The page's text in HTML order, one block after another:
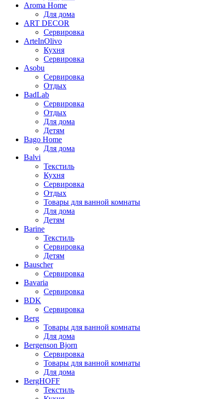
Aroma Home
Для дома
ART DECOR
Сервировка
ArteInOlivo
Кухня
Сервировка
Asobu
Сервировка
Отдых
BadLab
Сервировка
Отдых
Для дома
Детям
Bago Home
Для дома
Balvi
Текстиль
Кухня
Сервировка
Отдых
Товары для ванной комнаты
Для дома
Детям
Barine
Текстиль
Сервировка
Детям
Bauscher
Сервировка
Bavaria
Сервировка
BDK
Сервировка
Berg
Товары для ванной комнаты
Для дома
Bergenson Bjorn
Сервировка
Товары для ванной комнаты
Для дома
BergHOFF
Текстиль